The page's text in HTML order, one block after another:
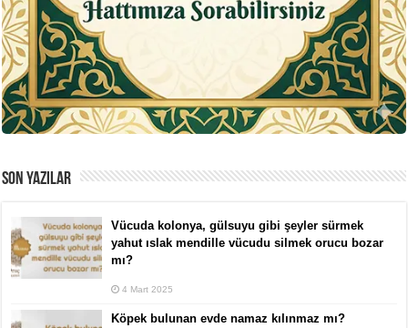
SON YAZILAR
Vücuda kolonya, gülsuyu gibi şeyler sürmek
yahut ıslak mendille vücudu silmek orucu bozar
mı?
4 Mart 2025
Köpek bulunan evde namaz kılınmaz mı?